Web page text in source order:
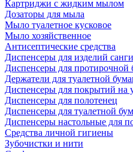
Картриджи с жидким мылом
Дозаторы для мыла
Мыло туалетное кусковое
Мыло хозяйственное
Антисептические средства
Диспенсеры для изделий
Диспенсеры для протирочной
Держатели для туалетной
Диспенсеры для покрытий на
Диспенсеры для полотенец
Диспенсеры для туалетной
Диспенсеры настольные для
Средства личной гигиены
Зубочистки и нити